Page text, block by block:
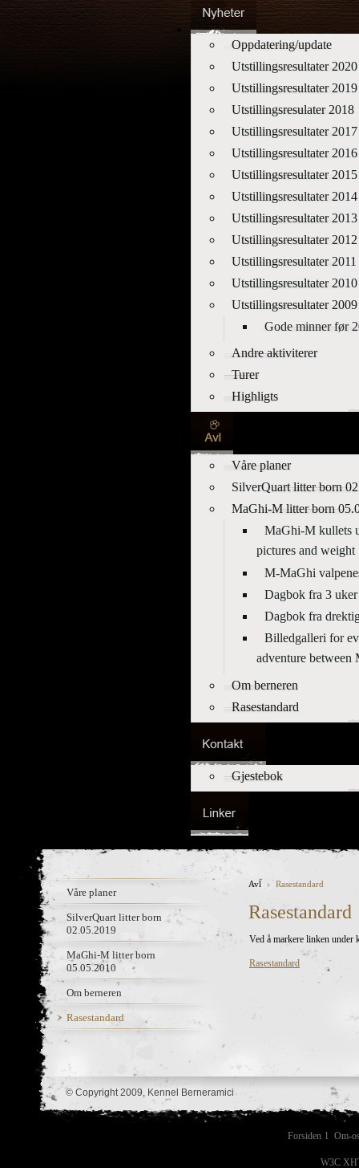
Oppdatering/update
Utstillingsresultater 2020
Utstillingsresultater 2019
Utstillingsresulater 2018
Utstillingsresultater 2017
Utstillingsresultater 2016
Utstillingsresultater 2015
Utstillingsresultater 2014
Utstillingsresultater 2013
Utstillingsresultater 2012
Utstillingsresultater 2011
Utstillingsresultater 2010
Utstillingsresultater 2009
Gode minner før
Andre aktiviterer
Turer
Highligts
Våre planer
SilverQuart litter born
MaGhi-M litter born
MaGhi-M kullets
pictures and weight
M-MaGhi
Dagbok fra 3
Dagbok fra
Billedgalleri for
adventure between
Om berneren
Rasestandard
Gjestebok
Våre planer
SilverQuart litter born
02.05.2019
MaGhi-M litter born
05.05.2010
Om berneren
Rasestandard
Avl Rasestandard
Rasestandard
Ved å markere linken under
Rasestandard
© Copyright 2009, Kennel Berneramici
Forsiden l Om-
W3C